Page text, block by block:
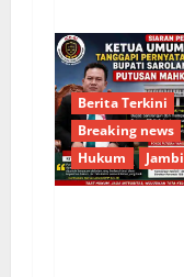
Berita Terkini
Breaking news
Hukum
Jambi